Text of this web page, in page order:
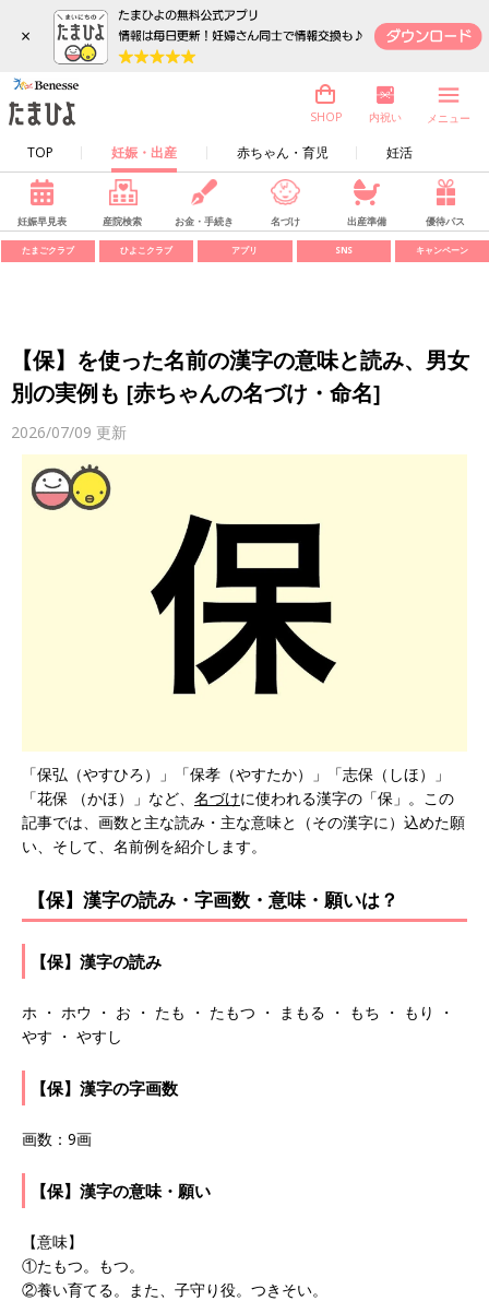
×
TOP 妊娠・出産 赤ちゃん・育児 妊活
SHOP 内祝い メニュー
妊娠早見表 産院検索 お金・手続き 名づけ 出産準備 優待パス
たまごクラブ ひよこクラブ アプリ SNS キャンペーン
【保】を使った名前の漢字の意味と読み、男女
別の実例も [赤ちゃんの名づけ・命名]
2026/07/09 更新
「保弘（やすひろ）」「保孝（やすたか）」「志保（しほ）」
「花保 （かほ）」など、 名づけに使われる漢字の「保」。この
記事では、画数と主な読み・主な意味と（その漢字に）込めた願
い、そして、名前例を紹介します。
【保】漢字の読み・字画数・意味・願いは？
【保】漢字の読み
ホ ・ ホウ ・ お ・ たも ・ たもつ ・ まもる ・ もち ・ もり ・
やす ・ やすし
【保】漢字の字画数
画数：9画
【保】漢字の意味・願い
【意味】
①たもつ。もつ。
②養い育てる。また、子守り役。つきそい。